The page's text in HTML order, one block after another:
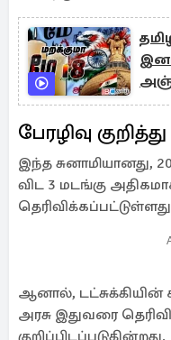
பேரழிவு
இந்த
விட 3 மடங்கு
ஆனால்,
அரசு இதுவரை
குறிப்பிடப்படுகின்றது.